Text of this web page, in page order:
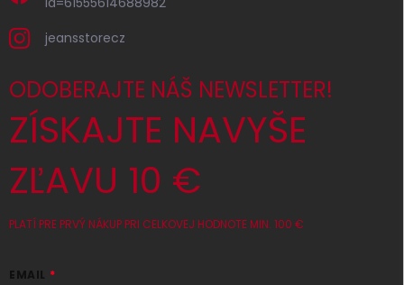
jeansstorecz
ODOBERAJTE NÁŠ NEWSLETTER!
ZÍSKAJTE NAVYŠE
ZĽAVU 10 €
PLATÍ PRE PRVÝ NÁKUP PRI CELKOVEJ HODNOTE MIN. 100 €
EMAIL